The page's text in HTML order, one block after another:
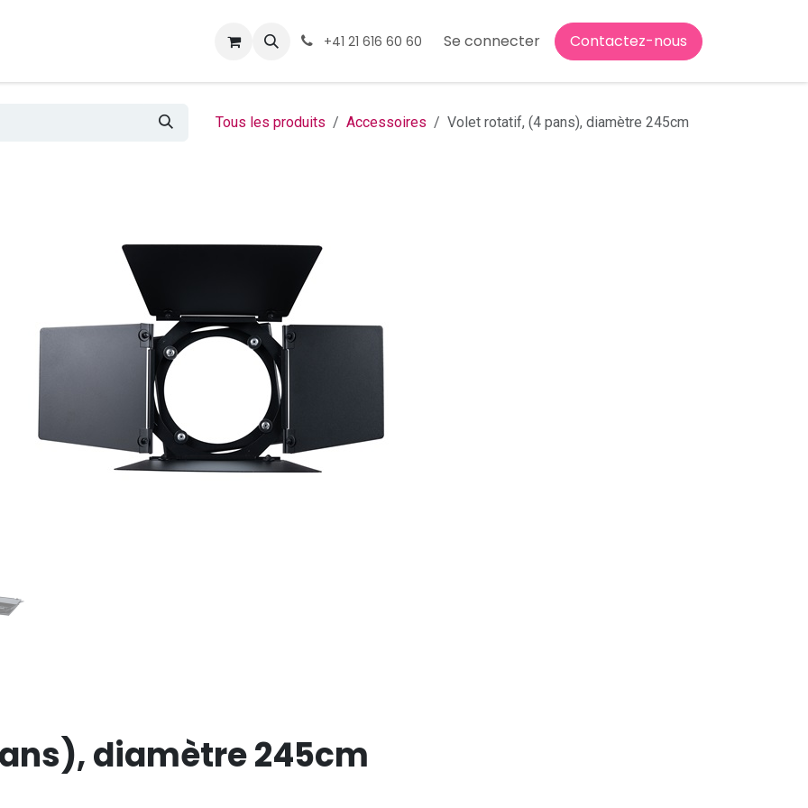
+41 21 616 60 60 Se connecter Contactez-nous
Tous les produits Accessoires Volet rotatif, (4 pans), diamètre 245cm
diamètre 245cm